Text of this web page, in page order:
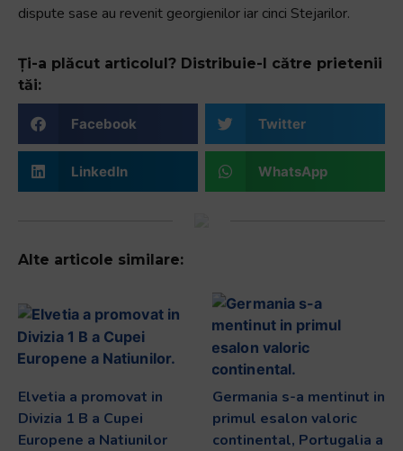
dispute sase au revenit georgienilor iar cinci Stejarilor.
Ți-a plăcut articolul? Distribuie-l către prietenii
tăi:
Facebook Twitter
LinkedIn WhatsApp
Alte articole similare:
Elvetia a promovat in
Divizia 1 B a Cupei
Europene a Natiunilor
Germania s-a mentinut in
primul esalon valoric
continental, Portugalia a